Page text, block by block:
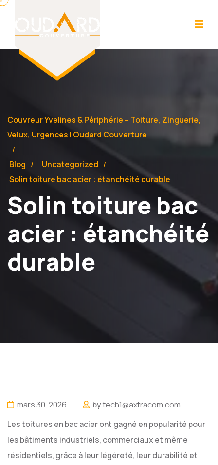
Couvreur Yvelines & Périphérie – Toiture, Zinguerie,
Velux, Urgences | Oudard Couverture
Blog
Uncategorized
Solin toiture bac acier : étanchéité durable
Solin toiture bac
acier : étanchéité
durable
mars 30, 2026 bytech1@axtracom.com
Les toitures en bac acier ont gagné en popularité pour
les bâtiments industriels, commerciaux et même
résidentiels, grâce à leur légèreté, leur durabilité et